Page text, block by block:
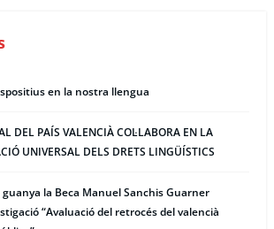
en la nostra llengua
DEL PAÍS VALENCIÀ COL·LABORA EN LA
UNIVERSAL DELS DRETS LINGÜÍSTICS
guanya la Beca Manuel Sanchis Guarner
“Avaluació del retrocés del valencià